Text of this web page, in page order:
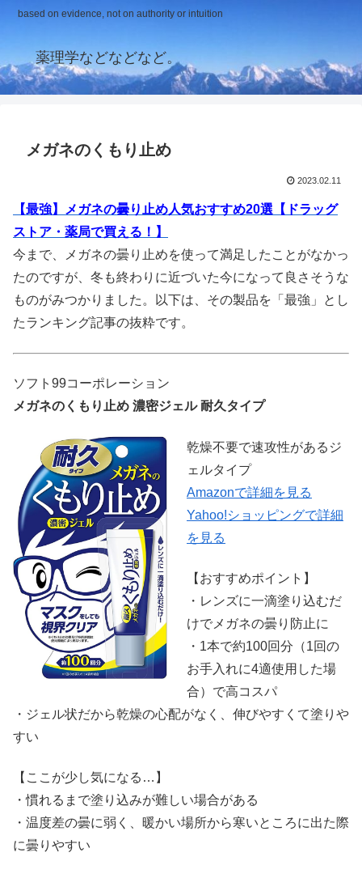
based on evidence, not on authority or intuition
薬理学などなどなど。
メガネのくもり止め
2023.02.11
【最強】メガネの曇り止め人気おすすめ20選【ドラッグ
ストア・薬局で買える！】
今まで、メガネの曇り止めを使って満足したことがなかっ
たのですが、冬も終わりに近づいた今になって良さそうな
ものがみつかりました。以下は、その製品を「最強」とし
たランキング記事の抜粋です。
ソフト99コーポレーション
メガネのくもり止め 濃密ジェル 耐久タイプ
乾燥不要で速攻性があるジ
ェルタイプ
Amazonで詳細を見る
Yahoo!ショッピングで詳細
を見る
【おすすめポイント】
・レンズに一滴塗り込むだ
けでメガネの曇り防止に
・1本で約100回分（1回の
お手入れに4適使用した場
合）で高コスパ
・ジェル状だから乾燥の心配がなく、伸びやすくて塗りや
すい
【ここが少し気になる…】
・慣れるまで塗り込みが難しい場合がある
・温度差の曇に弱く、暖かい場所から寒いところに出た際
に曇りやすい